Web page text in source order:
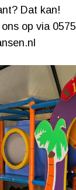
Dat kan!
op via